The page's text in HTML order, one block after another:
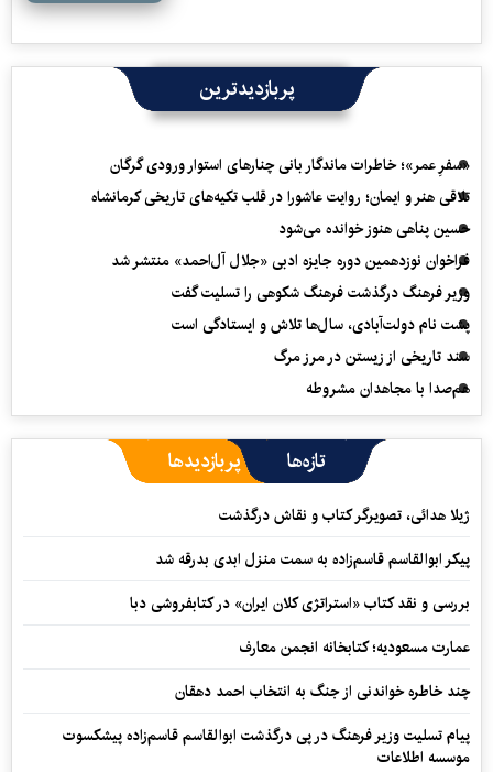
پربازدیدترین
«سفرِ عمر»؛ خاطرات ماندگار بانی چنارهای استوار ورودی گرگان
تلاقی هنر و ایمان؛ روایت عاشورا در قلب تکیه‌های تاریخی کرمانشاه
حسین پناهی هنوز خوانده می‌شود
فراخوان نوزدهمین دوره جایزه ادبی «جلال آل‌احمد» منتشر شد
وزیر فرهنگ درگذشت فرهنگ شکوهی را تسلیت گفت
پشت نام دولت‌آبادی، سال‌ها تلاش و ایستادگی است
سند تاریخی از زیستن در مرز مرگ
هم‌صدا با مجاهدان مشروطه
تازه‌ها پربازدیدها
ژیلا هدائی، تصویرگر کتاب و نقاش درگذشت
پیکر ابوالقاسم قاسم‌زاده به سمت منزل ابدی بدرقه شد
بررسی و نقد کتاب «استراتژی کلان ایران» در کتابفروشی دبا
عمارت مسعودیه؛ کتابخانه انجمن معارف
چند خاطره خواندنی از جنگ به انتخاب احمد دهقان
پیام تسلیت وزیر فرهنگ در پی درگذشت ابوالقاسم قاسم‌زاده پیشکسوت
موسسه اطلاعات